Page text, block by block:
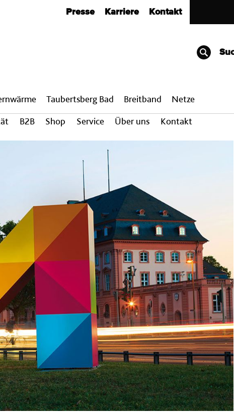
Presse Karriere Kontakt
B2B Shop Service Über uns Kontakt
Taubertsberg Bad Breit­band Netze